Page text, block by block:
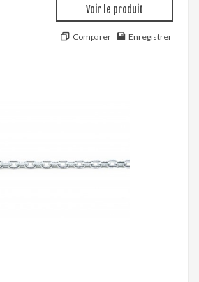
Voir le produit
Comparer Enregistrer